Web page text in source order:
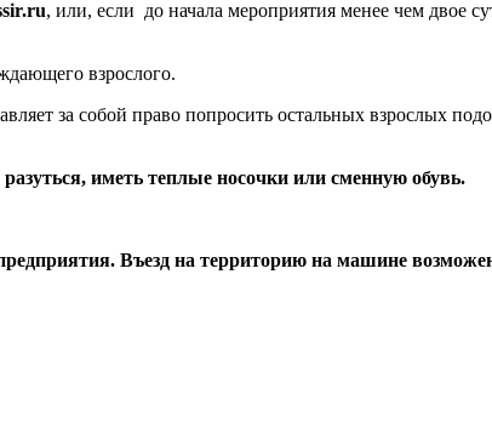
, или, если до начала мероприятия менее чем двое
взрослого.
за собой право попросить остальных взрослых
иметь теплые носочки или сменную обувь.
Въезд на территорию на машине